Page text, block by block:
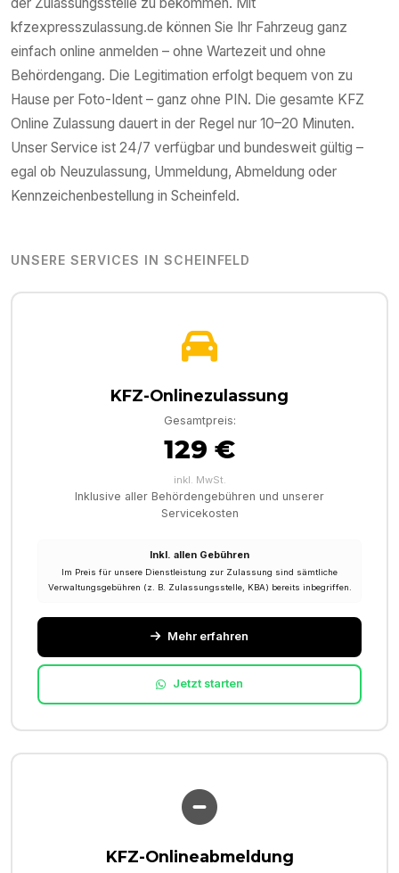
kfzexpresszulassung.de können Sie Ihr Fahrzeug ganz
einfach online anmelden – ohne Wartezeit und ohne
Behördengang. Die Legitimation erfolgt bequem von zu
Hause per Foto-Ident – ganz ohne PIN. Die gesamte KFZ
Online Zulassung dauert in der Regel nur 10–20 Minuten.
Unser Service ist 24/7 verfügbar und bundesweit gültig –
egal ob Neuzulassung, Ummeldung, Abmeldung oder
Kennzeichenbestellung in Scheinfeld.
UNSERE SERVICES IN SCHEINFELD
KFZ-Onlinezulassung
Gesamtpreis:
129 €
inkl. MwSt.
Inklusive aller Behördengebühren und unserer
Servicekosten
Inkl. allen Gebühren
Im Preis für unsere Dienstleistung zur Zulassung sind sämtliche
Verwaltungsgebühren (z. B. Zulassungsstelle, KBA) bereits inbegriffen.
Mehr erfahren
Jetzt starten
KFZ-Onlineabmeldung